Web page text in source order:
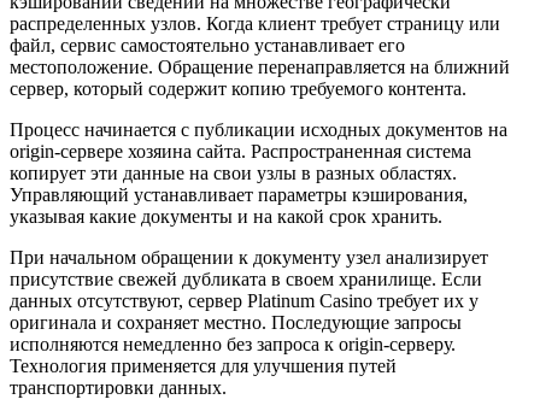
распределенных узлов. Когда клиент требует страницу или
файл, сервис самостоятельно устанавливает его
местоположение. Обращение перенаправляется на ближний
сервер, который содержит копию требуемого контента.
Процесс начинается с публикации исходных документов на
origin-сервере хозяина сайта. Распространенная система
копирует эти данные на свои узлы в разных областях.
Управляющий устанавливает параметры кэширования,
указывая какие документы и на какой срок хранить.
При начальном обращении к документу узел анализирует
присутствие свежей дубликата в своем хранилище. Если
данных отсутствуют, сервер Platinum Casino требует их у
оригинала и сохраняет местно. Последующие запросы
исполняются немедленно без запроса к origin-серверу.
Технология применяется для улучшения путей
транспортировки данных.